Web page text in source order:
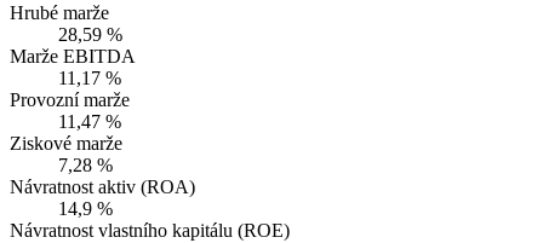
Hrubé marže
28,59 %
Marže EBITDA
11,17 %
Provozní marže
11,47 %
Ziskové marže
7,28 %
Návratnost aktiv (ROA)
14,9 %
Návratnost vlastního kapitálu (ROE)